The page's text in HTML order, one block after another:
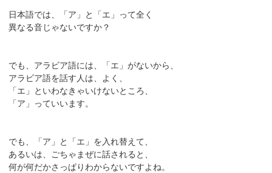
日本語では、「ア」と「エ」って全く
異なる音じゃないですか？
でも、アラビア語には、「エ」がないから、
アラビア語を話す人は、よく、
「エ」といわなきゃいけないところ、
「ア」っていいます。
でも、「ア」と「エ」を入れ替えて、
あるいは、ごちゃまぜに話されると、
何が何だかさっぱりわからないですよね。